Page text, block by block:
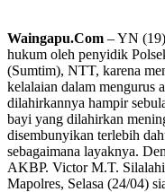
Waingapu.Com – YN
hukum oleh penyidik
(Sumtim), NTT, karena
kelalaian dalam mengurus
dilahirkannya hampir
bayi yang dilahirkan
disembunyikan terlebih
sebagaimana layaknya.
AKBP. Victor M.T. Silalahi
Mapolres, Selasa (24/04)